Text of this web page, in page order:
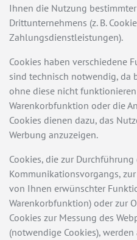
Ihnen die Nutzung
Drittunternehmens (z. B.
Zahlungsdienstleistungen).
Cookies haben verschiedene
sind technisch notwendig, da
ohne diese nicht funktionieren
Warenkorbfunktion oder die
Cookies dienen dazu, das
Werbung anzuzeigen.
Cookies, die zur
Kommunikationsvorgangs,
von Ihnen erwünschter
Warenkorbfunktion) oder zur
Cookies zur Messung des
(notwendige Cookies),